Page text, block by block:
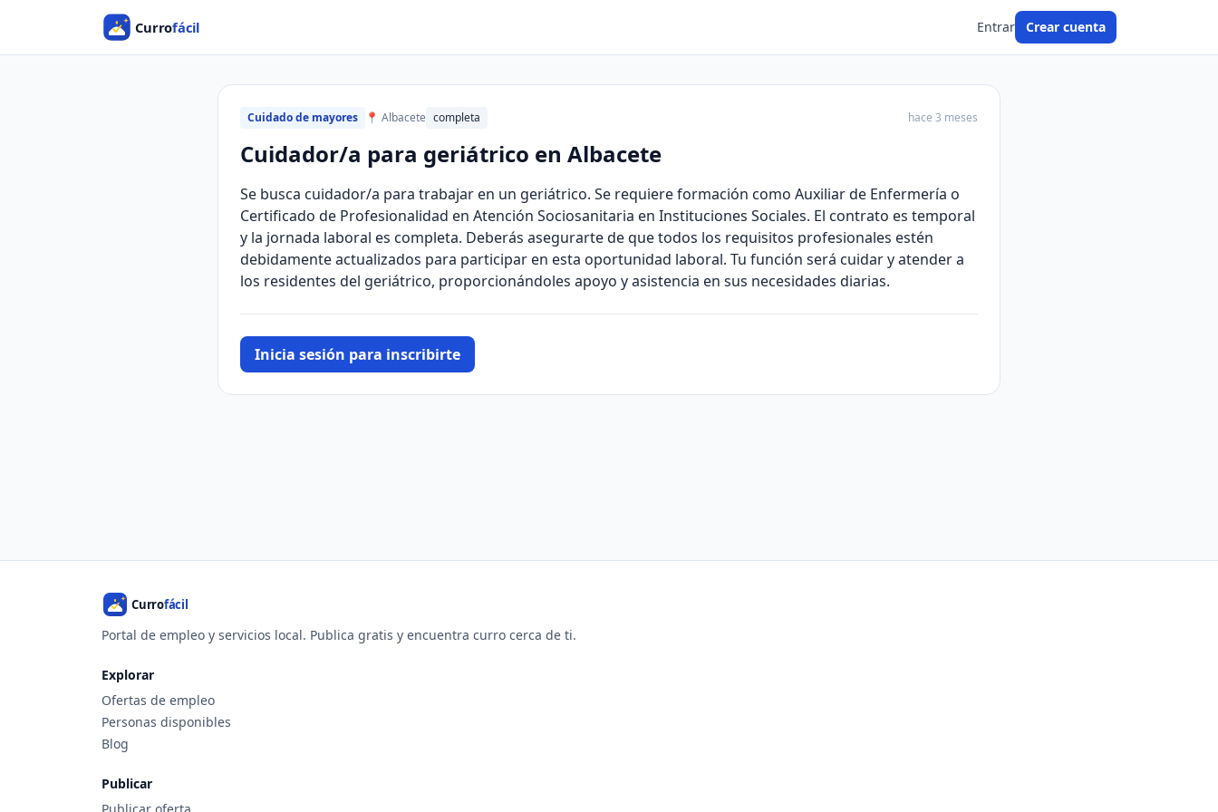
Entrar Crear cuenta
Cuidado de mayores 📍 Albacete completa hace 3 meses
Cuidador/a para geriátrico en Albacete
Se busca cuidador/a para trabajar en un geriátrico. Se requiere formación como Auxiliar de Enfermería o
Certificado de Profesionalidad en Atención Sociosanitaria en Instituciones Sociales. El contrato es temporal
y la jornada laboral es completa. Deberás asegurarte de que todos los requisitos profesionales estén
debidamente actualizados para participar en esta oportunidad laboral. Tu función será cuidar y atender a
los residentes del geriátrico, proporcionándoles apoyo y asistencia en sus necesidades diarias.
Inicia sesión para inscribirte
Portal de empleo y servicios local. Publica gratis y encuentra curro cerca de ti.
Explorar
Ofertas de empleo
Personas disponibles
Blog
Publicar